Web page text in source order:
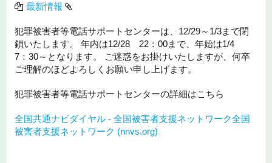
最新情報
犯罪被害者等電話サポートセンターは、12/29～1/3まで閉
鎖いたします。 年内は12/28 22：00まで、年始は1/4
7：30～となります。 ご迷惑をお掛けいたしますが、何卒
ご理解のほどよろしくお願い申し上げます。
犯罪被害者等電話サポートセンターの詳細はこちら
全国共通ナビダイヤル - 全国被害者支援ネットワーク全国
被害者支援ネットワーク (nnvs.org)